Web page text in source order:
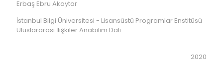
Erbaş Ebru Akaytar
İstanbul Bilgi Üniversitesi - Lisansüstü Programlar Enstitüsü
Uluslararası İlişkiler Anabilim Dalı
2020